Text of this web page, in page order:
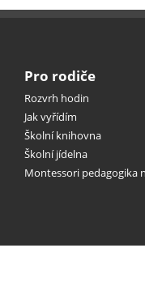
Pro rodiče
Rozvrh hodin
Jak vyřídím
Školní knihovna
Školní jídelna
Montessori pedagogika